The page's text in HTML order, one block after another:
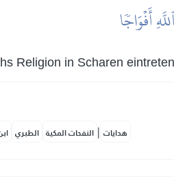
أَفۡوَاجٗا
Religion in Scharen
الطبري النفحات المكية | هدايات